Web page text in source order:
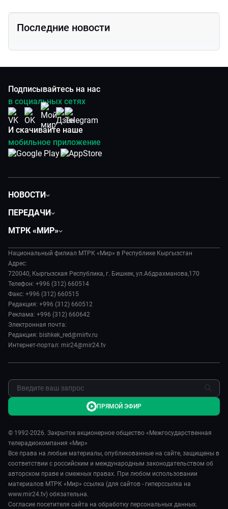
Последние новости
Подписывайтесь на нас
в социальных сетях
И скачивайте наше
мобильное приложение
НОВОСТИ
Экономика
Происшествия
Наука и технологии
Спорт
Культура
ПЕРЕДАЧИ
Вместе выгодно
Евразия. Культурно
Евразия. Регионы
Наши иностранцы
Пять причин поехать в...
Сделано в Содружестве
МТРК «МИР»
История
Руководство
Лица мира
Пресса о нас
Карьера
Реклама
Национальный филиал МТРК «Мир» в Республике Кыргызстан
Адрес:
720040, Кыргызская Республика, г. Бишкек, ул.Абдрахманова,170
Телефон: +996 (312) 660514
Факс: +996 (312) 660515
Редакция: +996 (312) 660512
Реклама: +996 (312) 660642
Электронная почта:
Редакция: bishkek_red@mirtv.ru
Интернет-портал: mir24@mir24.tv
© 1992-2026. Закрытое акционерное общество «Межгосударственная
телерадиокомпания «Мир»
Все права на любые материалы, опубликованные на сайте, защищены в
соответствии с российским и международным законодательством об
авторском праве и смежных правах. При любом использовании
материалов МТРК «Мир» ссылка (для сайтов - гиперссылка на
www.mir24.tv) обязательна.
Согласие посетителя сайта на обработку персональных данных.
ПРЯМОЙ ЭФИР